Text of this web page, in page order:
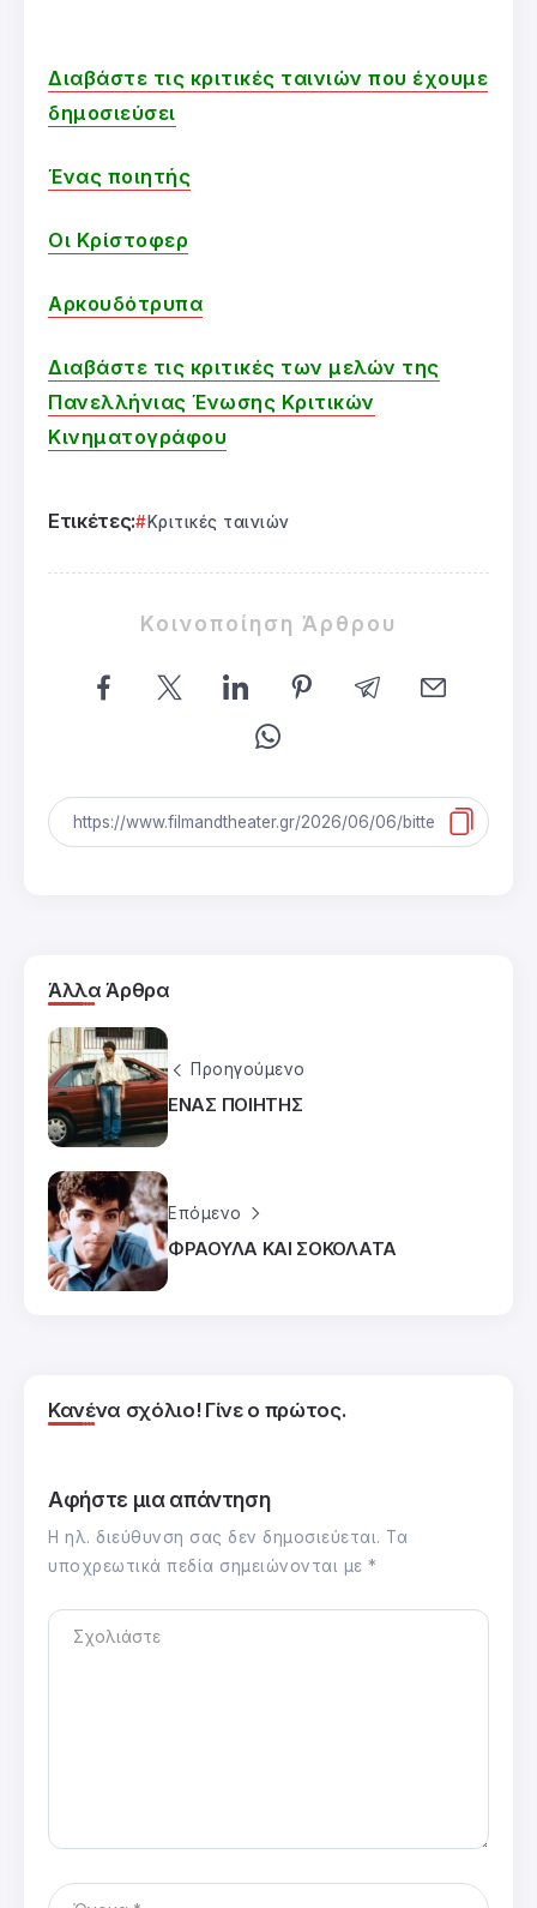
Διαβάστε τις κριτικές ταινιών που έχουμε
δημοσιεύσει
Ένας ποιητής
Οι Κρίστοφερ
Αρκουδότρυπα
Διαβάστε τις κριτικές των μελών της
Πανελλήνιας Ένωσης Κριτικών
Κινηματογράφου
Ετικέτες: Κριτικές ταινιών
Κοινοποίηση Άρθρου
Άλλα Άρθρα
Προηγούμενο
ΕΝΑΣ ΠΟΙΗΤΗΣ
Επόμενο
ΦΡΑΟΥΛΑ ΚΑΙ ΣΟΚΟΛΑΤΑ
Κανένα σχόλιο! Γίνε ο πρώτος.
Αφήστε μια απάντηση
Η ηλ. διεύθυνση σας δεν δημοσιεύεται. Τα
υποχρεωτικά πεδία σημειώνονται με *